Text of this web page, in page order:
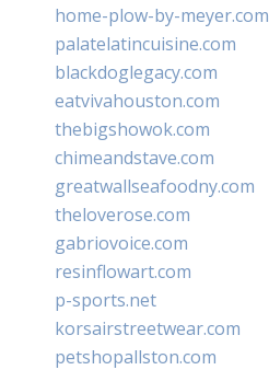
home-plow-by-meyer.com
palatelatincuisine.com
blackdoglegacy.com
eatvivahouston.com
thebigshowok.com
chimeandstave.com
greatwallseafoodny.com
theloverose.com
gabriovoice.com
resinflowart.com
p-sports.net
korsairstreetwear.com
petshopallston.com